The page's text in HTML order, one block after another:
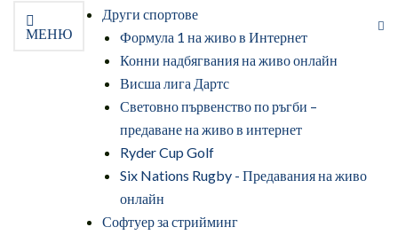
МЕНЮ
Други спортове
Формула 1 на живо в Интернет
Конни надбягвания на живо онлайн
Висша лига Дартс
Световно първенство по ръгби –
предаване на живо в интернет
Ryder Cup Golf
Six Nations Rugby - Предавания на живо
онлайн
Софтуер за стрийминг